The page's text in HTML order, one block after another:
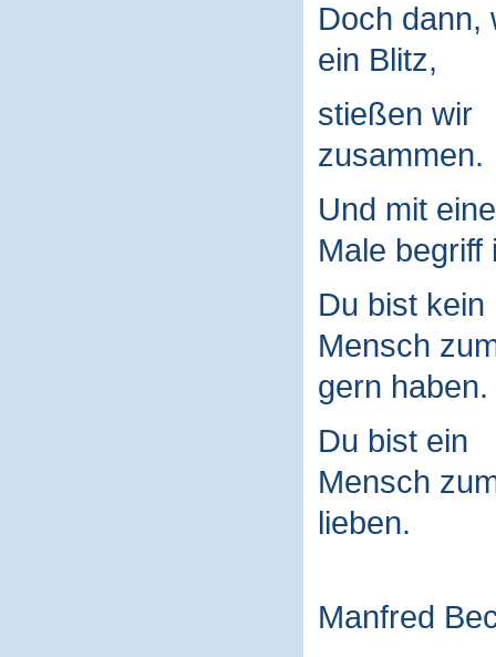
Doch dann,
ein Blitz,
stießen wir
zusammen.
Und mit
Male begriff
Du bist kein
Mensch
gern haben.
Du bist ein
Mensch
lieben.
Manfred